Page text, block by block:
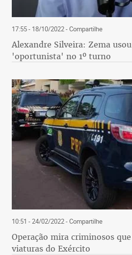
17:55 - 18/10/2022- Compartilhe
Alexandre Silveira: Zema
'oportunista' no 1º turno
10:51 - 24/02/2022- Compartilhe
Operação mira criminosos
viaturas do Exército